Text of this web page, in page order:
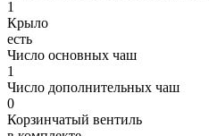
1
Крыло
есть
Число основных чаш
1
Число дополнительных чаш
0
Корзинчатый вентиль